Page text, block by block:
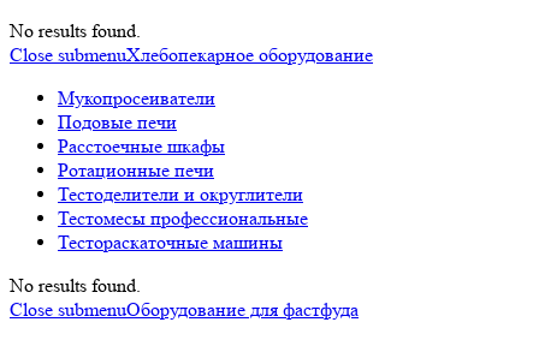
No results found.
Close submenuХлебопекарное оборудование
Мукопросеиватели
Подовые печи
Расстоечные шкафы
Ротационные печи
Тестоделители и округлители
Тестомесы профессиональные
Тестораскаточные машины
No results found.
Close submenuОборудование для фастфуда